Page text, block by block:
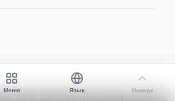
© 2026. All Rights Reserved.
Меню Язык Наверх